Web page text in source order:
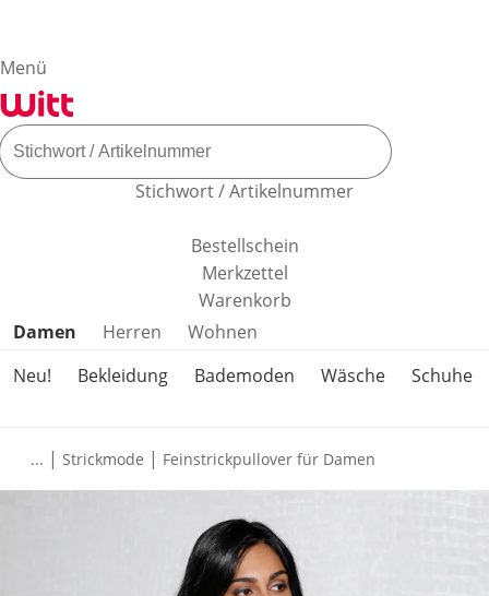
Menü
Stichwort / Artikelnummer
Bestellschein
Merkzettel
Warenkorb
Produktkategorien überspringen
Damen Herren
Wohnen
Neu!
Bekleidung Bademoden Wäsche Schuhe
... | Strickmode | Feinstrickpullover für Damen